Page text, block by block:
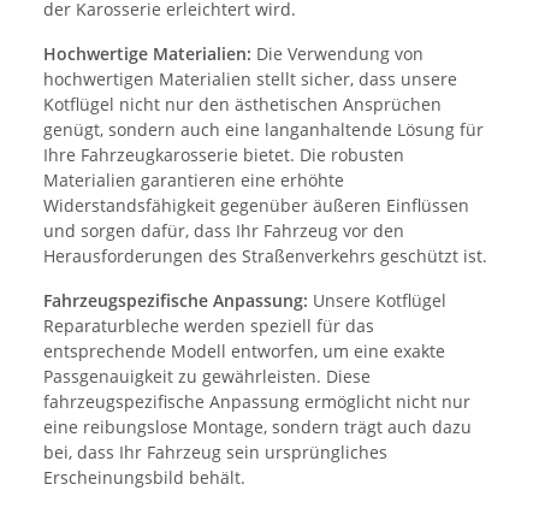
der Karosserie erleichtert wird.
Hochwertige Materialien: Die Verwendung von
hochwertigen Materialien stellt sicher, dass unsere
Kotflügel nicht nur den ästhetischen Ansprüchen
genügt, sondern auch eine langanhaltende Lösung für
Ihre Fahrzeugkarosserie bietet. Die robusten
Materialien garantieren eine erhöhte
Widerstandsfähigkeit gegenüber äußeren Einflüssen
und sorgen dafür, dass Ihr Fahrzeug vor den
Herausforderungen des Straßenverkehrs geschützt ist.
Fahrzeugspezifische Anpassung: Unsere Kotflügel
Reparaturbleche werden speziell für das
entsprechende Modell entworfen, um eine exakte
Passgenauigkeit zu gewährleisten. Diese
fahrzeugspezifische Anpassung ermöglicht nicht nur
eine reibungslose Montage, sondern trägt auch dazu
bei, dass Ihr Fahrzeug sein ursprüngliches
Erscheinungsbild behält.